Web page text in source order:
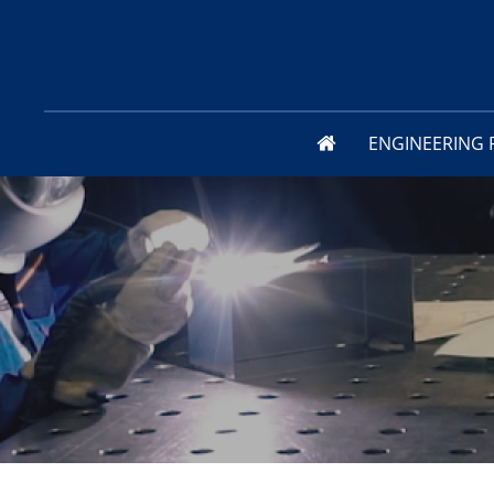
STARTPAGINA
ENGINEERING
PLAATBEWERKING
BEDRIJFSPROFIEL